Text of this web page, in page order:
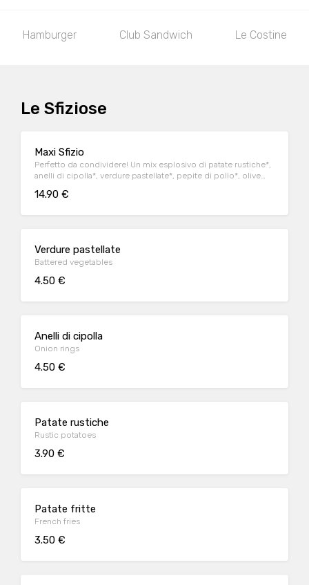
Hamburger Club Sandwich Le Costine
Le Sfiziose
Maxi Sfizio
Perfetto da condividere! Un mix esplosivo di patate rustiche*,
anelli di cipolla*, verdure pastellate*, pepite di pollo*, olive
14.90 €
Verdure pastellate
Battered vegetables
4.50 €
Anelli di cipolla
Onion rings
4.50 €
Patate rustiche
Rustic potatoes
3.90 €
Patate fritte
French fries
3.50 €